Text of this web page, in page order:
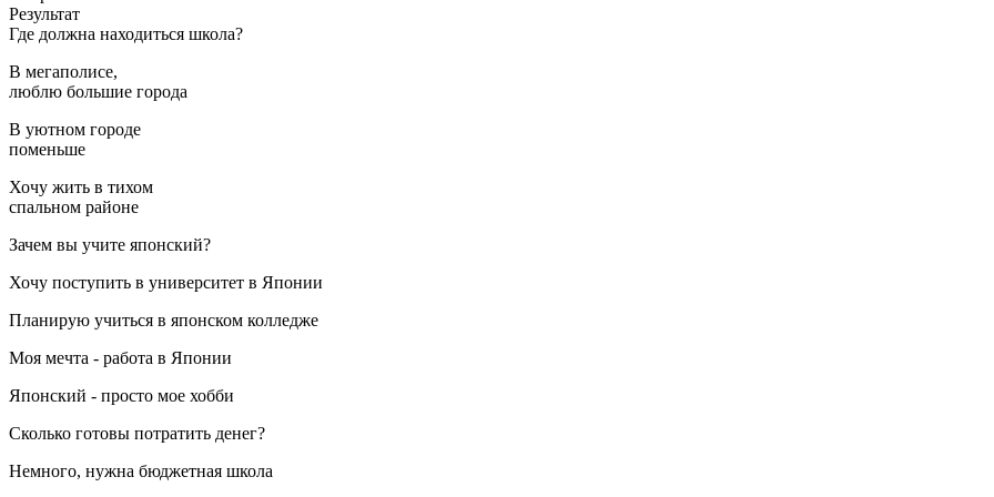
Результат
Где должна находиться школа?
В мегаполисе,
люблю большие города
В уютном городе
поменьше
Хочу жить в тихом
спальном районе
Зачем вы учите японский?
Хочу поступить в университет в Японии
Планирую учиться в японском колледже
Моя мечта - работа в Японии
Японский - просто мое хобби
Сколько готовы потратить денег?
Немного, нужна бюджетная школа